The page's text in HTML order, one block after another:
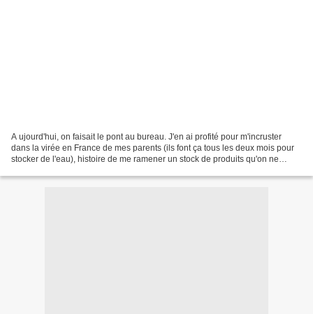
A ujourd'hui, on faisait le pont au bureau. J'en ai profité pour m'incruster
dans la virée en France de mes parents (ils font ça tous les deux mois pour
stocker de l'eau), histoire de me ramener un stock de produits qu'on ne